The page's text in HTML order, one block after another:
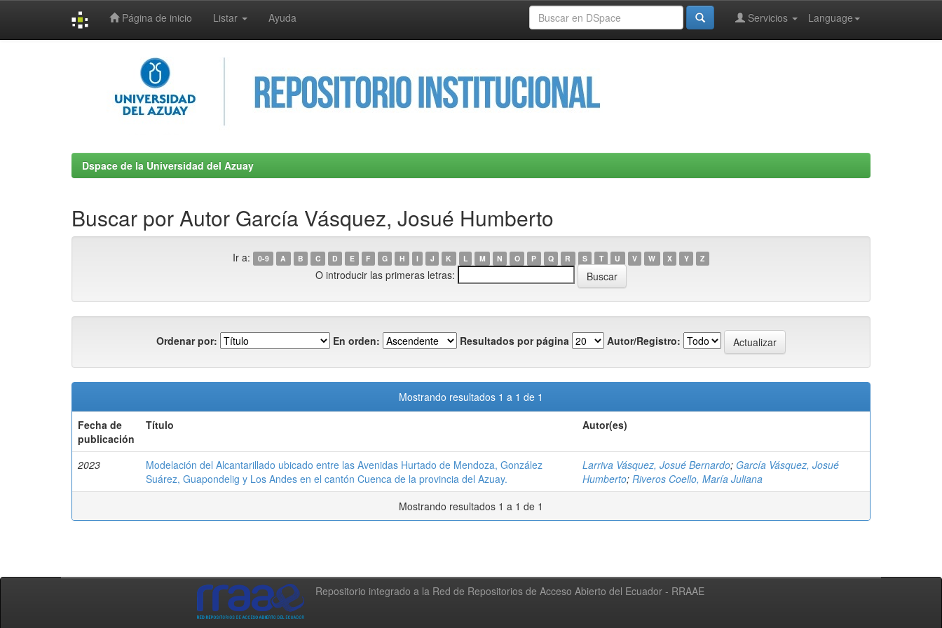
Página de inicio Listar Ayuda Language
Servicios
Dspace de la Universidad del Azuay
Buscar por Autor García Vásquez, Josué Humberto
Ir a: 0-9 A B C D E F G H I J K L M N O P Q R S T U V W X Y Z
O introducir las primeras letras:
Ordenar por: En orden: Resultados por página Autor/Registro:
Mostrando resultados 1 a 1 de 1
Fecha de
publicación
Título Autor(es)
2023
Modelación del Alcantarillado ubicado entre las Avenidas Hurtado de Mendoza, González
Suárez, Guapondelig y Los Andes en el cantón Cuenca de la provincia del Azuay.
Larriva Vásquez, Josué Bernardo; García Vásquez, Josué
Humberto; Riveros Coello, María Juliana
Mostrando resultados 1 a 1 de 1
Repositorio integrado a la Red de Repositorios de Acceso Abierto del Ecuador - RRAAE